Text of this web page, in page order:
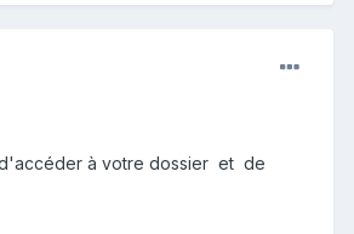
à votre dossier et de